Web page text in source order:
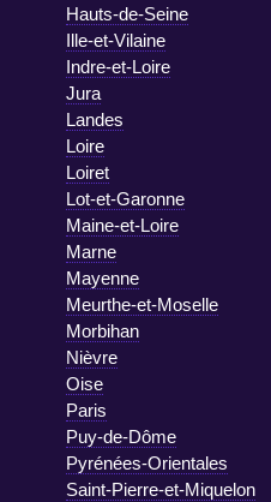
Hauts-de-Seine
Ille-et-Vilaine
Indre-et-Loire
Jura
Landes
Loire
Loiret
Lot-et-Garonne
Maine-et-Loire
Marne
Mayenne
Meurthe-et-Moselle
Morbihan
Nièvre
Oise
Paris
Puy-de-Dôme
Pyrénées-Orientales
Saint-Pierre-et-Miquelon